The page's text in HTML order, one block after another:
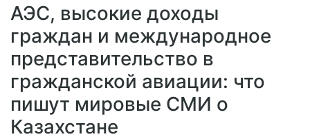
АЭС, высокие доходы
граждан и международное
представительство в
гражданской авиации: что
пишут мировые СМИ о
Казахстане